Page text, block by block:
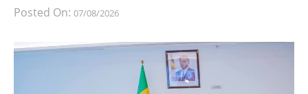
Posted On: 07/08/2026